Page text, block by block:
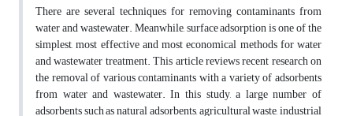
There are several techniques for removing contaminants from
water and wastewater. Meanwhile, surface adsorption is one of the
simplest, most effective and most economical methods for water
and wastewater treatment. This article reviews recent research on
the removal of various contaminants with a variety of adsorbents
from water and wastewater. In this study, a large number of
adsorbents such as natural adsorbents, agricultural waste, industrial